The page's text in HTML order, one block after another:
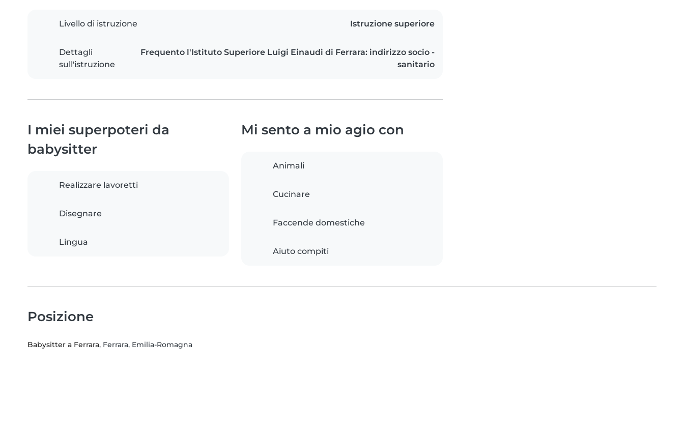
Livello di istruzione Istruzione superiore
Dettagli
sull'istruzione
Frequento l'Istituto Superiore Luigi Einaudi di Ferrara: indirizzo socio -
sanitario
I miei superpoteri da
babysitter
Realizzare lavoretti
Disegnare
Lingua
Mi sento a mio agio con
Animali
Cucinare
Faccende domestiche
Aiuto compiti
Posizione
Babysitter a Ferrara, Ferrara, Emilia-Romagna